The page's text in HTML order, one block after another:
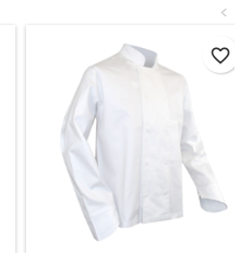
<
favorite_border